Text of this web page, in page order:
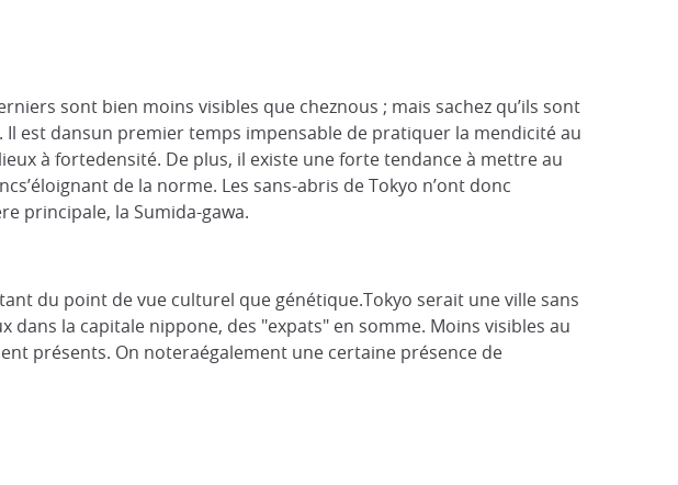
sont bien moins visibles que cheznous ; mais sachez qu’ils sont
est dansun premier temps impensable de pratiquer la mendicité au
à fortedensité. De plus, il existe une forte tendance à mettre au
de la norme. Les sans-abris de Tokyo n’ont donc
principale, la Sumida-gawa.
du point de vue culturel que génétique.Tokyo serait une ville sans
la capitale nippone, des "expats" en somme. Moins visibles au
présents. On noteraégalement une certaine présence de